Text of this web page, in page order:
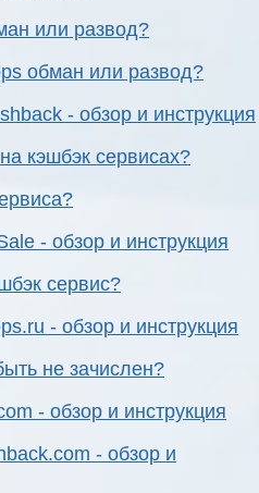
или развод?
обман или развод?
- обзор и инструкция
кэшбэк сервисах?
- обзор и инструкция
сервис?
- обзор и инструкция
не зачислен?
- обзор и инструкция
- обзор и